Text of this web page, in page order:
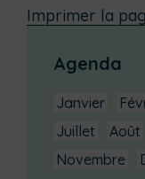
Imprimer la
Agenda
Janvier
Juillet
Août
Novembre